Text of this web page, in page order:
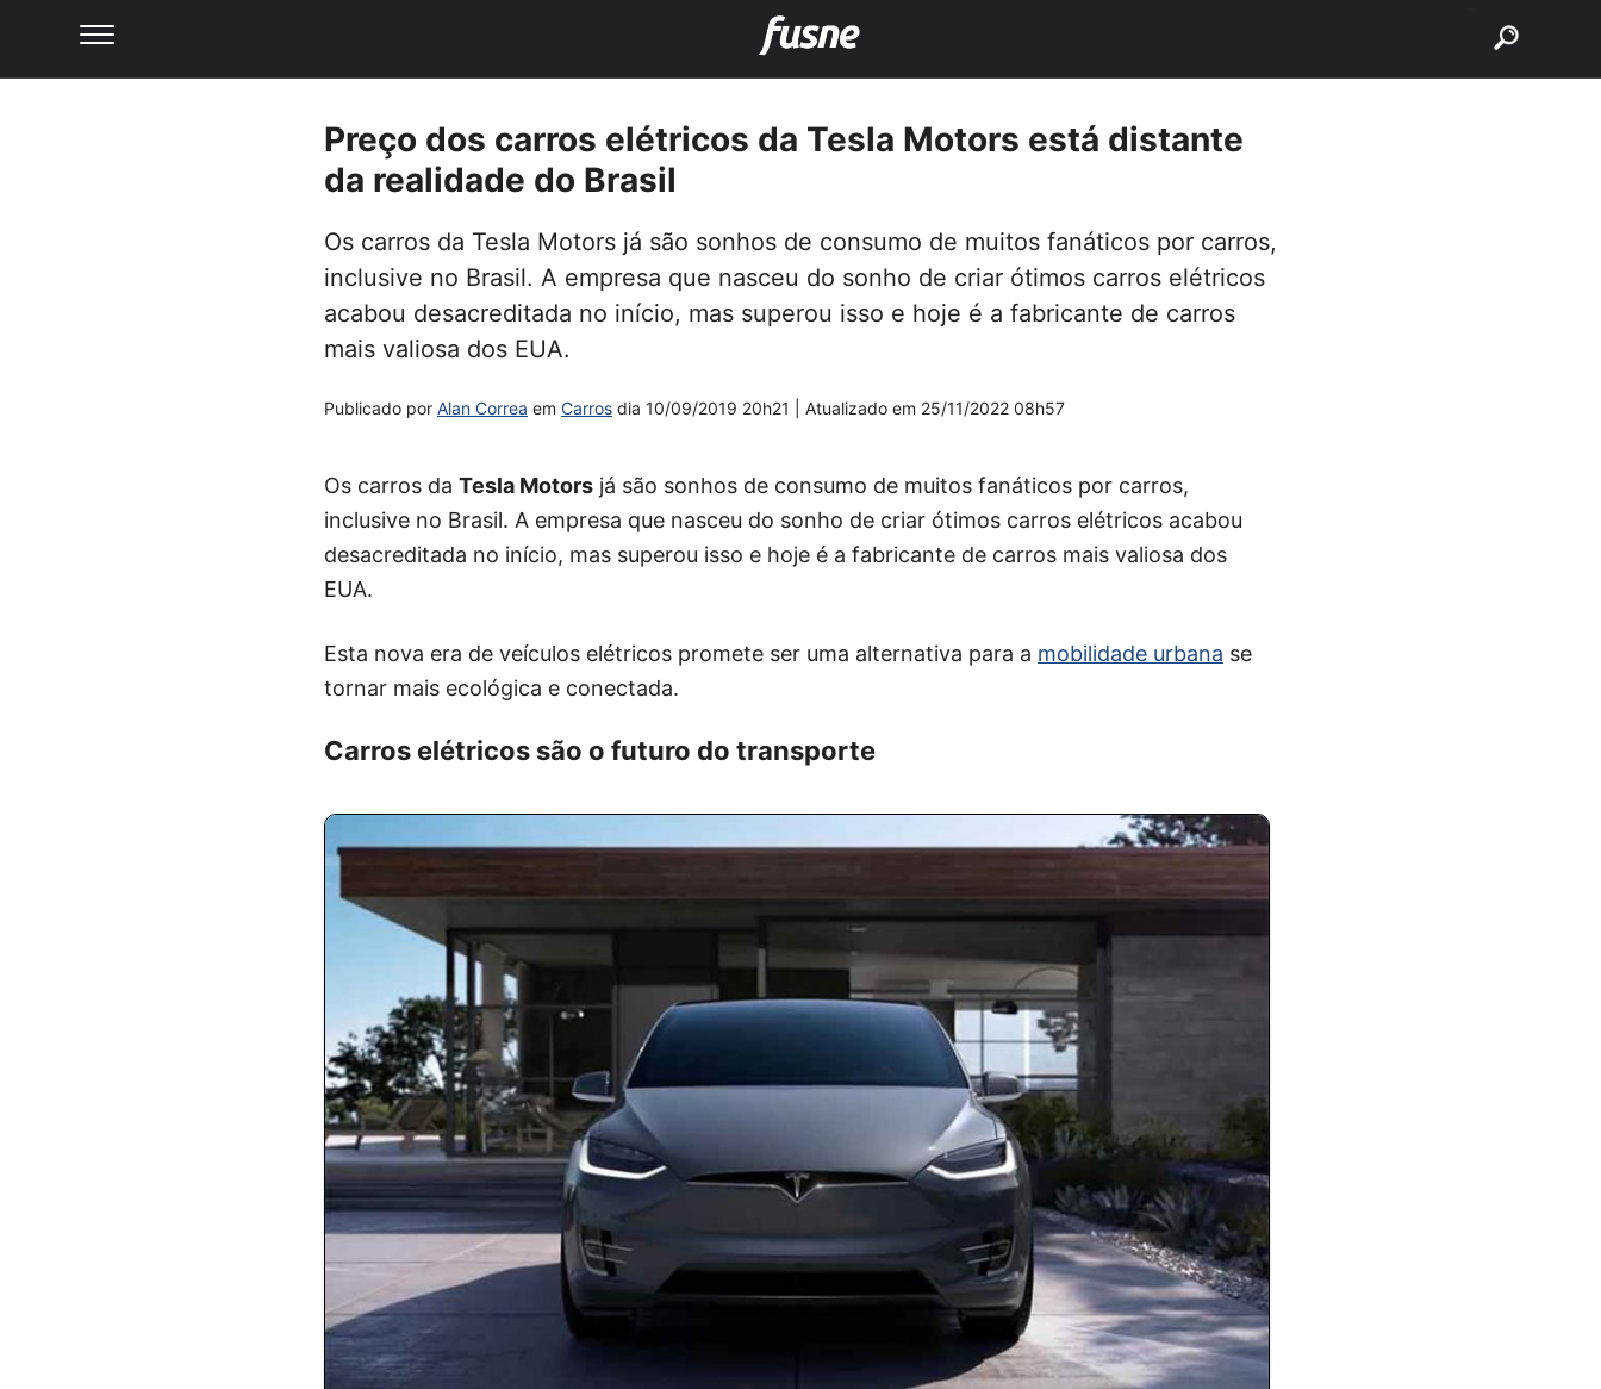
Preço dos carros elétricos da Tesla Motors está distante
da realidade do Brasil
Os carros da Tesla Motors já são sonhos de consumo de muitos fanáticos por carros,
inclusive no Brasil. A empresa que nasceu do sonho de criar ótimos carros elétricos
acabou desacreditada no início, mas superou isso e hoje é a fabricante de carros
mais valiosa dos EUA.
Publicado por Alan Correa em Carros dia 10/09/2019 20h21 | Atualizado em 25/11/2022 08h57
Os carros da Tesla Motors já são sonhos de consumo de muitos fanáticos por carros,
inclusive no Brasil. A empresa que nasceu do sonho de criar ótimos carros elétricos acabou
desacreditada no início, mas superou isso e hoje é a fabricante de carros mais valiosa dos
EUA.
Esta nova era de veículos elétricos promete ser uma alternativa para a mobilidade urbana se
tornar mais ecológica e conectada.
Carros elétricos são o futuro do transporte